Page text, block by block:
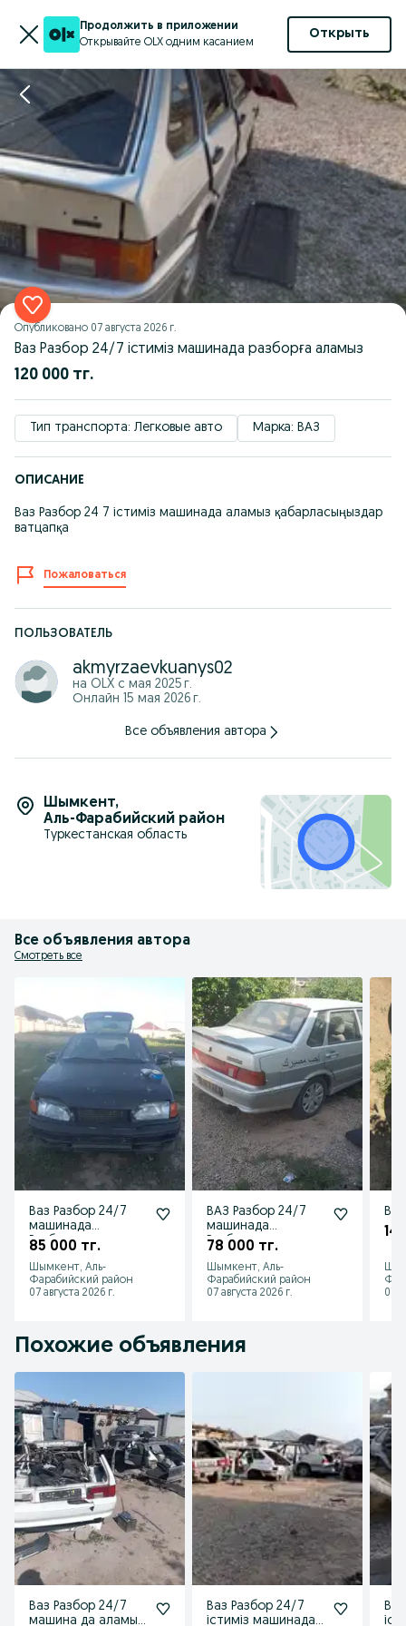
Продолжить в приложении
Открывайте OLX одним касанием
Открыть
Опубликовано 07 августа 2026 г.
Ваз Разбор 24/7 істиміз машинада разборға аламыз
120 000 тг.
Тип транспорта: Легковые авто Марка: ВАЗ
ОПИСАНИЕ
Ваз Разбор 24 7 істиміз машинада аламыз қабарласыңыздар
ватцапқа
Пожаловаться
ПОЛЬЗОВАТЕЛЬ
akmyrzaevkuanys02
на OLX с мая 2025 г.
Онлайн 15 мая 2026 г.
Все объявления автора
Шымкент,
Аль-Фарабийский район
Туркестанская область
Все объявления автора
Смотреть все
Ваз Разбор 24/7
машинада
Разборға аламыз
85 000 тг.
Шымкент, Аль-
Фарабийский район
07 августа 2026 г.
ВАЗ Разбор 24/7
машинада
Разборға аламыз
78 000 тг.
Шымкент, Аль-
Фарабийский район
07 августа 2026 г.
07
Похожие объявления
Ваз Разбор 24/7
машина да аламыз
Ваз Разбор 24/7
істиміз машинада